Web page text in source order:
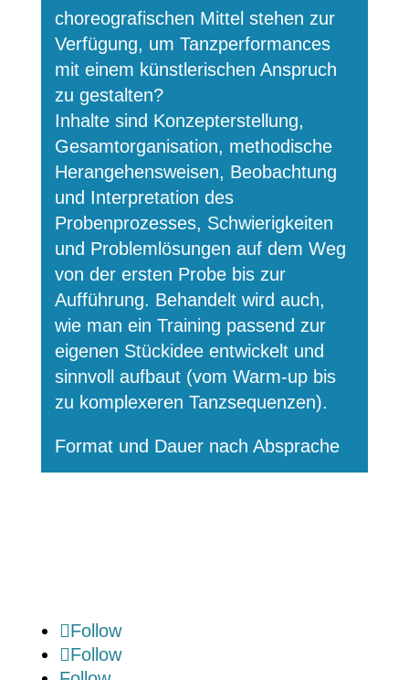
choreografischen Mittel stehen zur
Verfügung, um Tanzperformances
mit einem künstlerischen Anspruch
zu gestalten?
Inhalte sind Konzepterstellung,
Gesamtorganisation, methodische
Herangehensweisen, Beobachtung
und Interpretation des
Probenprozesses, Schwierigkeiten
und Problemlösungen auf dem Weg
von der ersten Probe bis zur
Aufführung. Behandelt wird auch,
wie man ein Training passend zur
eigenen Stückidee entwickelt und
sinnvoll aufbaut (vom Warm-up bis
zu komplexeren Tanzsequenzen).
Format und Dauer nach Absprache
Follow
Follow